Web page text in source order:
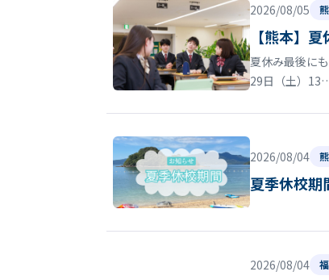
2026/08/05
【熊本】
夏休み最後に
29日（土）
2026/08/04
夏季休校期
2026/08/04